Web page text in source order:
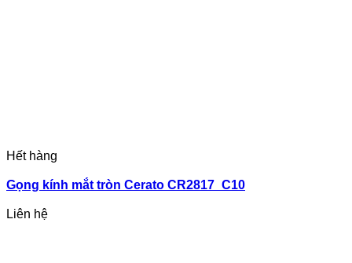
Hết hàng
Gọng kính mắt tròn Cerato CR2817_C10
Liên hệ